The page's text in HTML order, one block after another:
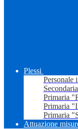
Plessi
Personale
Primaria
Primaria
Primaria
Attuazione